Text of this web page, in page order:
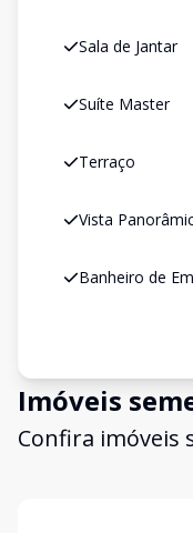
Sala de Jantar
Suíte Master
Terraço
Vista
Banheiro de
Imóveis
Confira imóveis